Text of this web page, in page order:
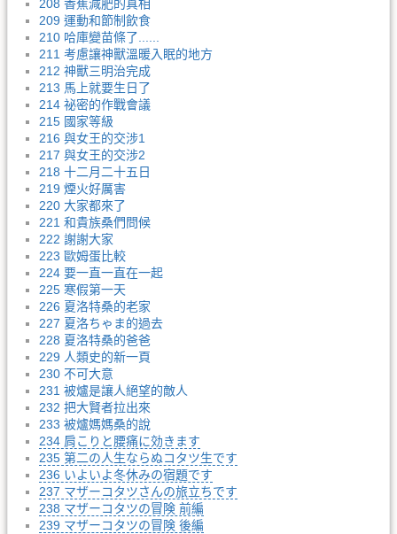
208 香蕉減肥的真相
209 運動和節制飲食
210 哈庫變苗條了......
211 考慮讓神獸溫暖入眠的地方
212 神獸三明治完成
213 馬上就要生日了
214 祕密的作戰會議
215 國家等級
216 與女王的交涉1
217 與女王的交涉2
218 十二月二十五日
219 煙火好厲害
220 大家都來了
221 和貴族桑們問候
222 謝謝大家
223 歐姆蛋比較
224 要一直一直在一起
225 寒假第一天
226 夏洛特桑的老家
227 夏洛ちゃま的過去
228 夏洛特桑的爸爸
229 人類史的新一頁
230 不可大意
231 被爐是讓人絕望的敵人
232 把大賢者拉出來
233 被爐媽媽桑的說
234 肩こりと腰痛に効きます
235 第二の人生ならぬコタツ生です
236 いよいよ冬休みの宿題です
237 マザーコタツさんの旅立ちです
238 マザーコタツの冒険 前編
239 マザーコタツの冒険 後編